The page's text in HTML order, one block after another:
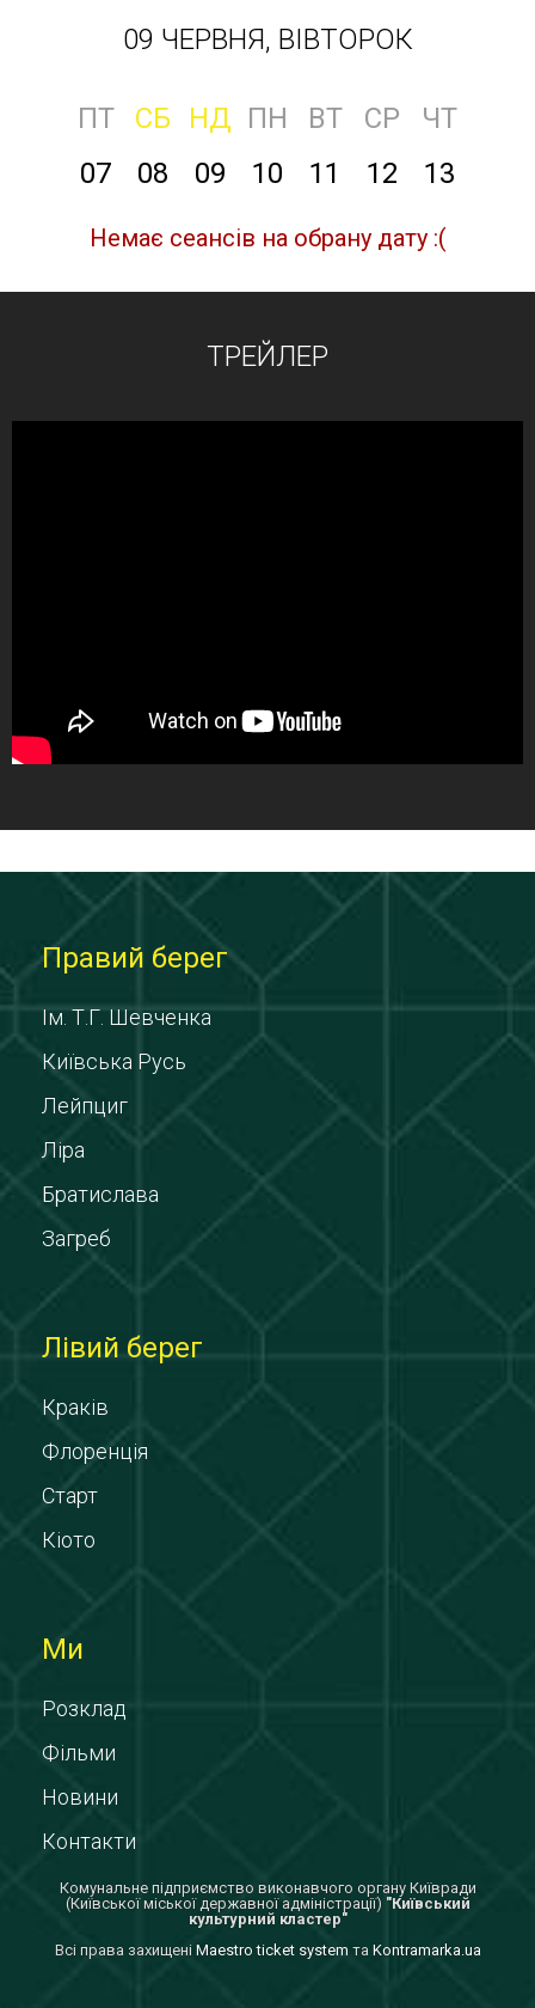
09 ЧЕРВНЯ, ВІВТОРОК
ПТ СБ НД ПН ВТ СР
ЧТ
07
08 09 10 11 12 13
Немає сеансів на обрану дату :(
ТРЕЙЛЕР
Правий берег
Ім. Т.Г. Шевченка
Київська Русь
Лейпциг
Ліра
Братислава
Загреб
Лівий берег
Краків
Флоренція
Старт
Кіото
Ми
Розклад
Фільми
Новини
Контакти
Комунальне підприємство виконавчого органу Київради
(Київської міської державної адміністрації) "Київський
культурний кластер"
Всi права захищенi Maestro ticket system та Kontramarka.ua